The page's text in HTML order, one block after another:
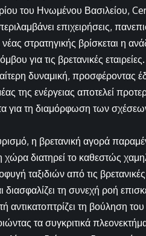
του Ηνωμένου Βασιλείου,
επιχειρήσεις,
νέας στρατηγικής βρίσκεται η
για τις βρετανικές
δυναμική, προσφέροντας
της ενέργειας αποτελεί
για τη διαμόρφωση των
η βρετανική αγορά
χώρα διατηρεί το καθεστώς
ταξιδιών από τις
διασφαλίζει τη συνεχή ροή
αντικατοπτρίζει τη βούληση
τα συγκριτικά